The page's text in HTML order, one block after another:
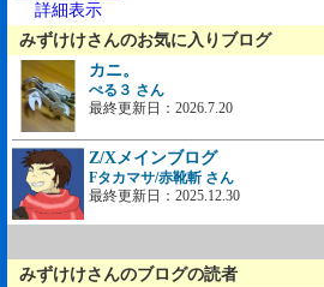
詳細表示
みずけけさんのお気に入りブログ
カニ。
ぺる３ さん
最終更新日：2026.7.20
Z/Xメインブログ
Fタカマサ/赤靴斬 さん
最終更新日：2025.12.30
みずけけさんのブログの読者